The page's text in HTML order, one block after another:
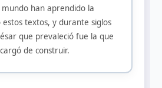
han aprendido la
estos textos, y durante siglos
que prevaleció fue la que
de construir.